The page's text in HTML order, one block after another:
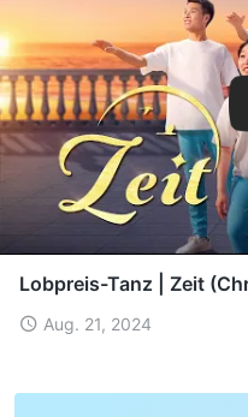
Lobpreis-Tanz | Zeit
Aug. 21, 2024